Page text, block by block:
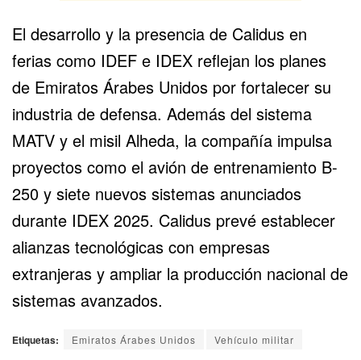
El desarrollo y la presencia de Calidus en
ferias como IDEF e IDEX reflejan los planes
de Emiratos Árabes Unidos por fortalecer su
industria de defensa. Además del sistema
MATV y el misil Alheda, la compañía impulsa
proyectos como el avión de entrenamiento B-
250 y siete nuevos sistemas anunciados
durante IDEX 2025. Calidus prevé establecer
alianzas tecnológicas con empresas
extranjeras y ampliar la producción nacional de
sistemas avanzados.
Etiquetas: Emiratos Árabes Unidos Vehículo militar